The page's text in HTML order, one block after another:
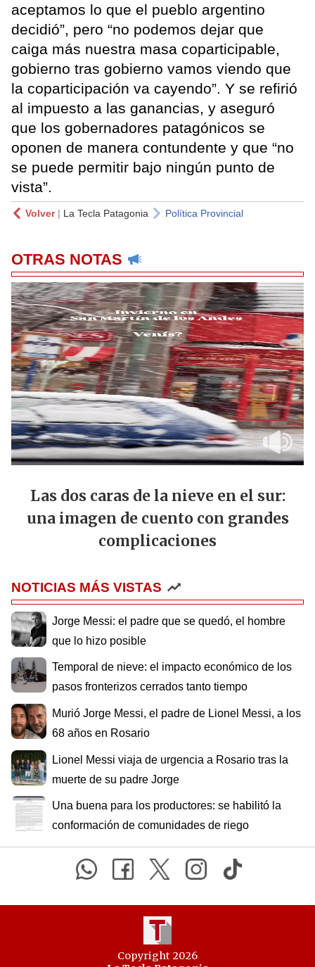
aceptamos lo que el pueblo argentino
decidió”, pero “no podemos dejar que
caiga más nuestra masa coparticipable,
gobierno tras gobierno vamos viendo que
la coparticipación va cayendo”. Y se refirió
al impuesto a las ganancias, y aseguró
que los gobernadores patagónicos se
oponen de manera contundente y que “no
se puede permitir bajo ningún punto de
vista”.
Volver| La Tecla Patagonia Política Provincial
OTRAS NOTAS
Las dos caras de la nieve en el sur:
una imagen de cuento con grandes
complicaciones
NOTICIAS MÁS VISTAS
Jorge Messi: el padre que se quedó, el hombre
que lo hizo posible
Temporal de nieve: el impacto económico de los
pasos fronterizos cerrados tanto tiempo
Murió Jorge Messi, el padre de Lionel Messi, a los
68 años en Rosario
Lionel Messi viaja de urgencia a Rosario tras la
muerte de su padre Jorge
Una buena para los productores: se habilitó la
conformación de comunidades de riego
Copyright 2026